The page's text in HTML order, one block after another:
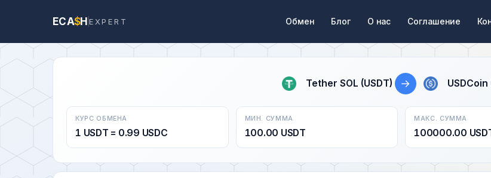
ECA$HEXPERT Обмен Блог О нас Соглашение
Tether SOL (USDT) → USDCoin
КУРС ОБМЕНА
1 USDT = 0.99 USDC
МИН. СУММА
100.00 USDT
МАКС. СУММА
100000.00